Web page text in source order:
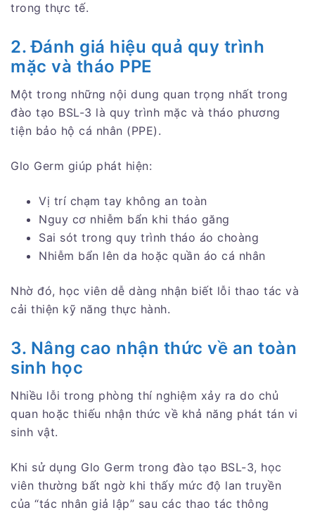
trong thực tế.
2. Đánh giá hiệu quả quy trình
mặc và tháo PPE
Một trong những nội dung quan trọng nhất trong
đào tạo BSL-3 là quy trình mặc và tháo phương
tiện bảo hộ cá nhân (PPE).
Glo Germ giúp phát hiện:
Vị trí chạm tay không an toàn
Nguy cơ nhiễm bẩn khi tháo găng
Sai sót trong quy trình tháo áo choàng
Nhiễm bẩn lên da hoặc quần áo cá nhân
Nhờ đó, học viên dễ dàng nhận biết lỗi thao tác và
cải thiện kỹ năng thực hành.
3. Nâng cao nhận thức về an toàn
sinh học
Nhiều lỗi trong phòng thí nghiệm xảy ra do chủ
quan hoặc thiếu nhận thức về khả năng phát tán vi
sinh vật.
Khi sử dụng Glo Germ trong đào tạo BSL-3, học
viên thường bất ngờ khi thấy mức độ lan truyền
của “tác nhân giả lập” sau các thao tác thông